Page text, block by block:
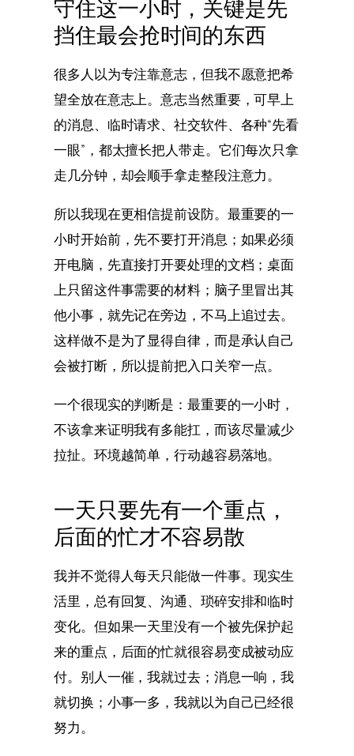
守住这一小时，关键是先
挡住最会抢时间的东西
很多人以为专注靠意志，但我不愿意把希
望全放在意志上。意志当然重要，可早上
的消息、临时请求、社交软件、各种“先看
一眼”，都太擅长把人带走。它们每次只拿
走几分钟，却会顺手拿走整段注意力。
所以我现在更相信提前设防。最重要的一
小时开始前，先不要打开消息；如果必须
开电脑，先直接打开要处理的文档；桌面
上只留这件事需要的材料；脑子里冒出其
他小事，就先记在旁边，不马上追过去。
这样做不是为了显得自律，而是承认自己
会被打断，所以提前把入口关窄一点。
一个很现实的判断是：最重要的一小时，
不该拿来证明我有多能扛，而该尽量减少
拉扯。环境越简单，行动越容易落地。
一天只要先有一个重点，
后面的忙才不容易散
我并不觉得人每天只能做一件事。现实生
活里，总有回复、沟通、琐碎安排和临时
变化。但如果一天里没有一个被先保护起
来的重点，后面的忙就很容易变成被动应
付。别人一催，我就过去；消息一响，我
就切换；小事一多，我就以为自己已经很
努力。